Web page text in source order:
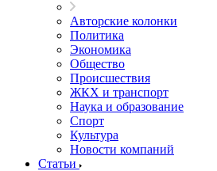
Авторские колонки
Политика
Экономика
Общество
Происшествия
ЖКХ и транспорт
Наука и образование
Спорт
Культура
Новости компаний
Статьи